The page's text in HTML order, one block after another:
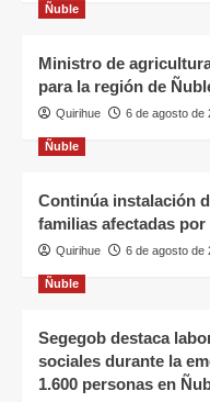
Ñuble
Ministro de
para la región de
Quirihue 6 de agosto de
Ñuble
Continúa instalación
familias afectadas
Quirihue 6 de agosto de
Ñuble
Segegob destaca
sociales durante la
1.600 personas en